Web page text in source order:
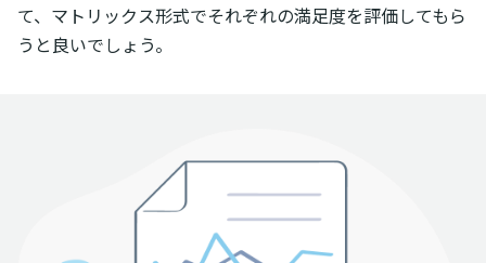
て、マトリックス形式でそれぞれの満足度を評価してもら
うと良いでしょう。